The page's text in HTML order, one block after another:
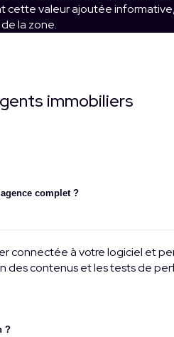
cette valeur ajoutée
la zone.
immobiliers
complet ?
connectée à votre logiciel et
des contenus et les tests de
?